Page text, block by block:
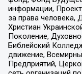
информации,
за права человека,
Христиан
Поколение,
Библейский
движение,
Предприятий,